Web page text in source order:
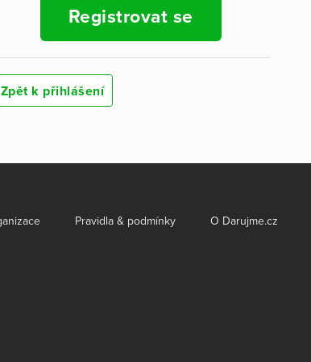
Registrovat se
Zpět k přihlášení
Pravidla & podmínky O Darujme.cz